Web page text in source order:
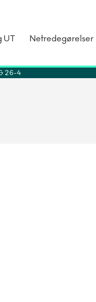
UT Netredegørelser
26-4